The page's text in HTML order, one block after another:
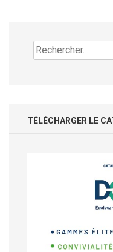
Rechercher :
TÉLÉCHARGER LE